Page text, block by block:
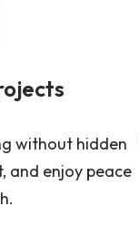
without hidden
and enjoy peace